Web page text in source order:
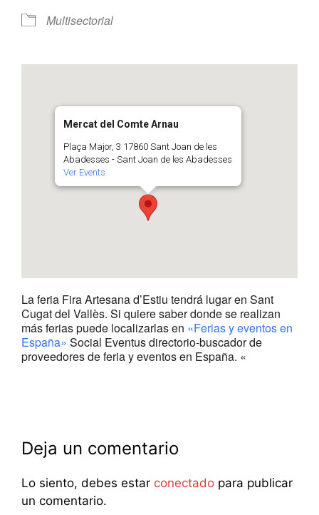
Multisectorial
Mercat del Comte Arnau
Plaça Major, 3 17860 Sant Joan de les
Abadesses - Sant Joan de les Abadesses
Ver Events
La feria Fira Artesana d’Estiu tendrá lugar en Sant
Cugat del Vallès. Si quiere saber donde se realizan
más ferias puede localizarlas en «Ferias y eventos en
España» Social Eventus directorio-buscador de
proveedores de feria y eventos en España. «
Deja un comentario
Lo siento, debes estar conectado para publicar
un comentario.